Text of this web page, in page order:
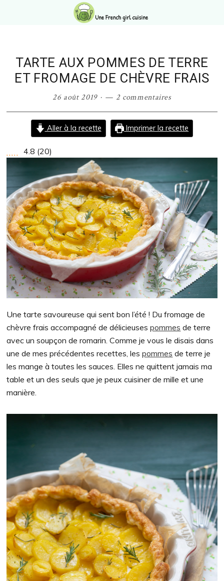
principale
latérale
principale
pageTARTE AUX POMMES DE TERRE
ET FROMAGE DE CHÈVRE FRAIS
26 août 2019 · 2 commentaires
Aller à la recette Imprimer la recette
4.8 (20)
Une tarte savoureuse qui sent bon l’été ! Du fromage de
chèvre frais accompagné de délicieusespommes de terre
avec un soupçon de romarin. Comme je vous le disais dans
une de mes précédentes recettes, lespommes de terre je
les mange à toutes les sauces. Elles ne quittent jamais ma
table et un des seuls que je peux cuisiner de mille et une
manière.